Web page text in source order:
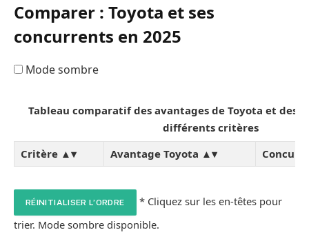
Comparer : Toyota et ses
concurrents en 2025
Mode sombre
Tableau comparatif des avantages de Toyota et des
différents critères
Critère ▲▾
Avantage Toyota ▲▾
RÉINITIALISER L’ORDRE
* Cliquez sur les en-têtes pour
trier. Mode sombre disponible.